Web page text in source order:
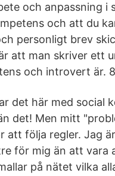
och anpassning
och att du
personligt brev
att man skriver ett
och introvert är.
det här med social
det! Men mitt
att följa regler. Jag
för mig än att vara
på nätet vilka